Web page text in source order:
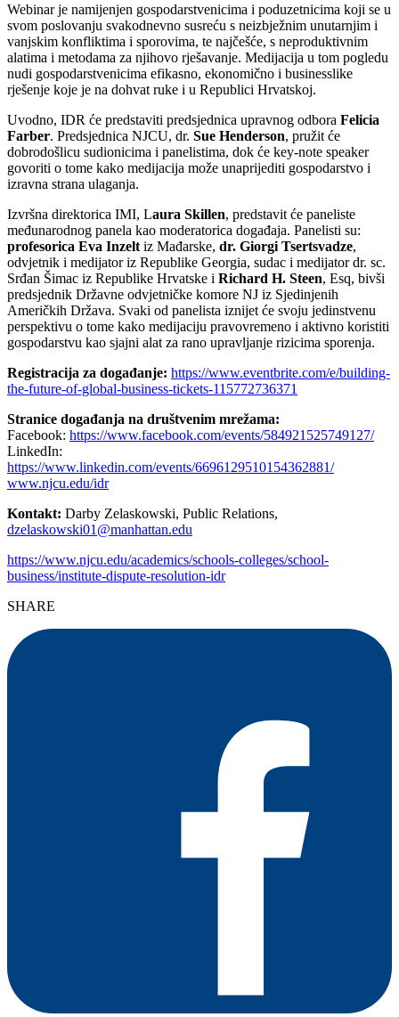
Webinar je namijenjen gospodarstvenicima i poduzetnicima koji se u
svom poslovanju svakodnevno susreću s neizbježnim unutarnjim i
vanjskim konfliktima i sporovima, te najčešće, s neproduktivnim
alatima i metodama za njihovo rješavanje. Medijacija u tom pogledu
nudi gospodarstvenicima efikasno, ekonomično i businesslike
rješenje koje je na dohvat ruke i u Republici Hrvatskoj.
Uvodno, IDR će predstaviti predsjednica upravnog odbora Felicia
Farber. Predsjednica NJCU, dr. Sue Henderson, pružit će
dobrodošlicu sudionicima i panelistima, dok će key-note speaker
govoriti o tome kako medijacija može unaprijediti gospodarstvo i
izravna strana ulaganja.
Izvršna direktorica IMI, Laura Skillen, predstavit će paneliste
međunarodnog panela kao moderatorica događaja. Panelisti su:
profesorica Eva Inzelt iz Mađarske, dr. Giorgi Tsertsvadze,
odvjetnik i medijator iz Republike Georgia, sudac i medijator dr. sc.
Srđan Šimac iz Republike Hrvatske i Richard H. Steen, Esq, bivši
predsjednik Državne odvjetničke komore NJ iz Sjedinjenih
Američkih Država. Svaki od panelista iznijet će svoju jedinstvenu
perspektivu o tome kako medijaciju pravovremeno i aktivno koristiti
gospodarstvu kao sjajni alat za rano upravljanje rizicima sporenja.
Registracija za događanje: https://www.eventbrite.com/e/building-
the-future-of-global-business-tickets-115772736371
Stranice događanja na društvenim mrežama:
Facebook: https://www.facebook.com/events/584921525749127/
LinkedIn:
https://www.linkedin.com/events/6696129510154362881/
www.njcu.edu/idr
Kontakt: Darby Zelaskowski, Public Relations,
dzelaskowski01@manhattan.edu
https://www.njcu.edu/academics/schools-colleges/school-
business/institute-dispute-resolution-idr
SHARE